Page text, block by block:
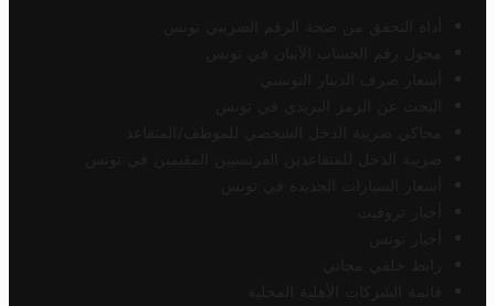
أداة التحقق من صحة الرقم الضريبي تونس
محول رقم الحساب الآيبان في تونس
أسعار صرف الدينار التونسي
البحث عن الرمز البريدي في تونس
محاكي ضريبة الدخل الشخصي للموظف/المتقاعد
ضريبة الدخل للمتقاعدين الفرنسيين المقيمين في تونس
أسعار السيارات الجديدة في تونس
أخبار تروفيت
أخبار تونس
رابط خلفي مجاني
قائمة الشركات الأهلية المحلية